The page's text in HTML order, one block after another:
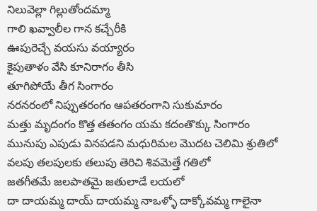
నిలువెల్లా గిల్లుతోందమ్మా
గాలి ఖవ్వాలీల గాన కచ్చేరీకి
ఊపురెచ్చే వయసు వయ్యారం
కైపుతాళం వేసి కూనిరాగం తీసి
తూగిపోయే తీగ సింగారం
నరనరంలో నిప్పుతరంగం ఆపతరంగాని సుకుమారం
మత్తు మృదంగం కొత్త తతంగం యమ కదంతొక్కు సింగారం
మునుపు ఎపుడు వినపడని మధురిమల మొదట చెలిమి శ్రుతిలో
వలపు తలపులకు తలుపు తెరిచి శివమెత్తే గతిలో
జతగీతమే జలపాతమై జతులాడే లయలో
దా దాయమ్మ దాయ్ దాయమ్మ నాఒళ్ళో దాక్కోవమ్మ గాలైనా